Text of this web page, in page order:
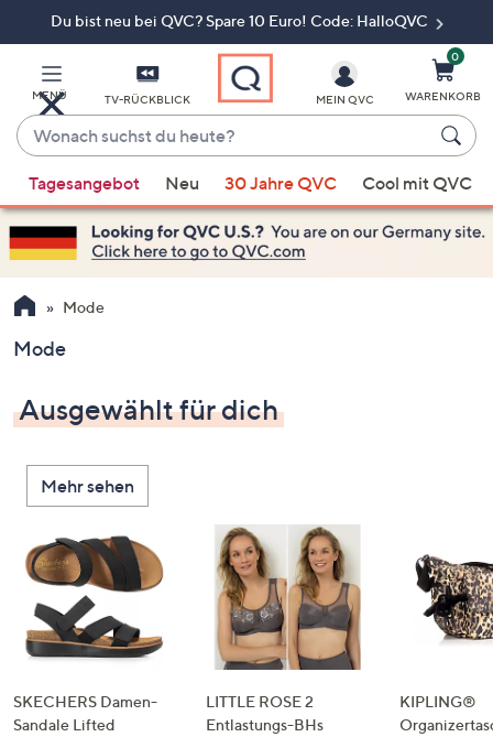
Du bist neu bei QVC? Spare 10 Euro! Code: HalloQVC
MENÜ TV-RÜCKBLICK
Wonach
suchst
du
heute?
Vorschläge
verfügbar
sind,
verwenden
Sie
Pfeiltasten
oben
und
nach
unten
oder
wischen
Sie
Touch-
Geräten
links
bzw.
MEIN QVC
0
WARENKORB
Tagesangebot Neu 30 Jahre QVC Cool mit QVC
Mode
Mode
Ausgewählt für dich
Mehr sehen
SKECHERS Damen-
Sandale Lifted
LITTLE ROSE 2
Entlastungs-BHs
KIPLING®